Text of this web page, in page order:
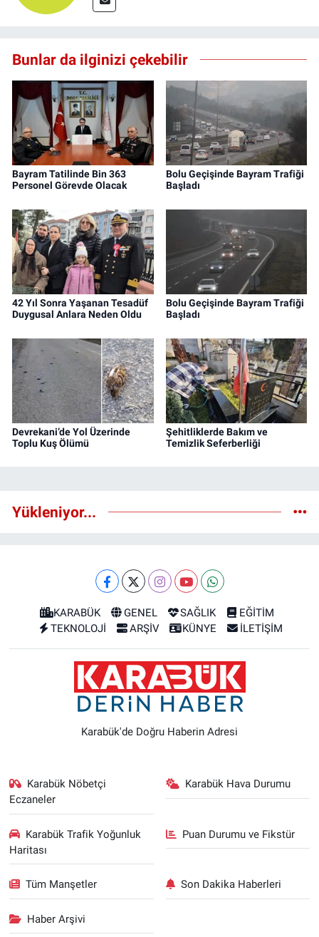
Bunlar da ilginizi çekebilir
Bayram Tatilinde Bin 363
Personel Görevde Olacak
Bolu Geçişinde Bayram Trafiği
Başladı
42 Yıl Sonra Yaşanan Tesadüf
Duygusal Anlara Neden Oldu
Bolu Geçişinde Bayram Trafiği
Başladı
Devrekani’de Yol Üzerinde
Toplu Kuş Ölümü
Şehitliklerde Bakım ve
Temizlik Seferberliği
Yükleniyor...
KARABÜK GENEL SAĞLIK
EĞİTİM
TEKNOLOJİ
ARŞİV KÜNYE İLETİŞİM
Karabük'de Doğru Haberin Adresi
Karabük Nöbetçi
Eczaneler
Karabük Hava Durumu
Karabük Trafik Yoğunluk
Haritası
Puan Durumu ve Fikstür
Tüm Manşetler Son Dakika Haberleri
Haber Arşivi